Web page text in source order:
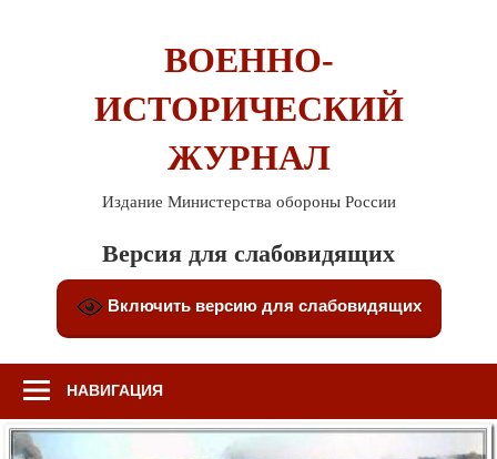
ВОЕННО-
ИСТОРИЧЕСКИЙ
ЖУРНАЛ
Издание Министерства обороны России
Версия для слабовидящих
Включить версию для слабовидящих
НАВИГАЦИЯ